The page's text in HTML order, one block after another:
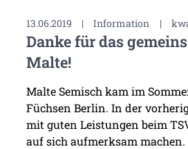
13.06.2019 | Information |
Danke für das
Malte!
Malte Semisch kam im
Füchsen Berlin. In der
mit guten Leistungen beim
auf sich aufmerksam